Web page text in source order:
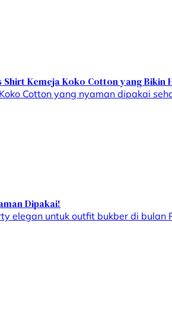
Kemeja Koko Cotton yang Bikin
Cotton yang nyaman dipakai
Dipakai!
elegan untuk outfit bukber di